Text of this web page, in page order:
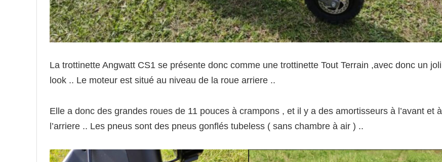
La trottinette Angwatt CS1 se présente donc comme une trottinette Tout Terrain ,avec donc un joli
look .. Le moteur est situé au niveau de la roue arriere ..
Elle a donc des grandes roues de 11 pouces à crampons , et il y a des amortisseurs à l’avant et à
l’arriere .. Les pneus sont des pneus gonflés tubeless ( sans chambre à air ) ..